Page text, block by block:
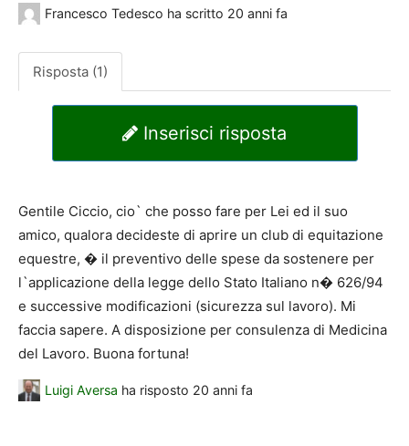
Francesco Tedesco ha scritto 20 anni fa
Risposta (1)
Inserisci risposta
Gentile Ciccio, cio` che posso fare per Lei ed il suo
amico, qualora decideste di aprire un club di equitazione
equestre, � il preventivo delle spese da sostenere per
l`applicazione della legge dello Stato Italiano n� 626/94
e successive modificazioni (sicurezza sul lavoro). Mi
faccia sapere. A disposizione per consulenza di Medicina
del Lavoro. Buona fortuna!
Luigi Aversa ha risposto 20 anni fa